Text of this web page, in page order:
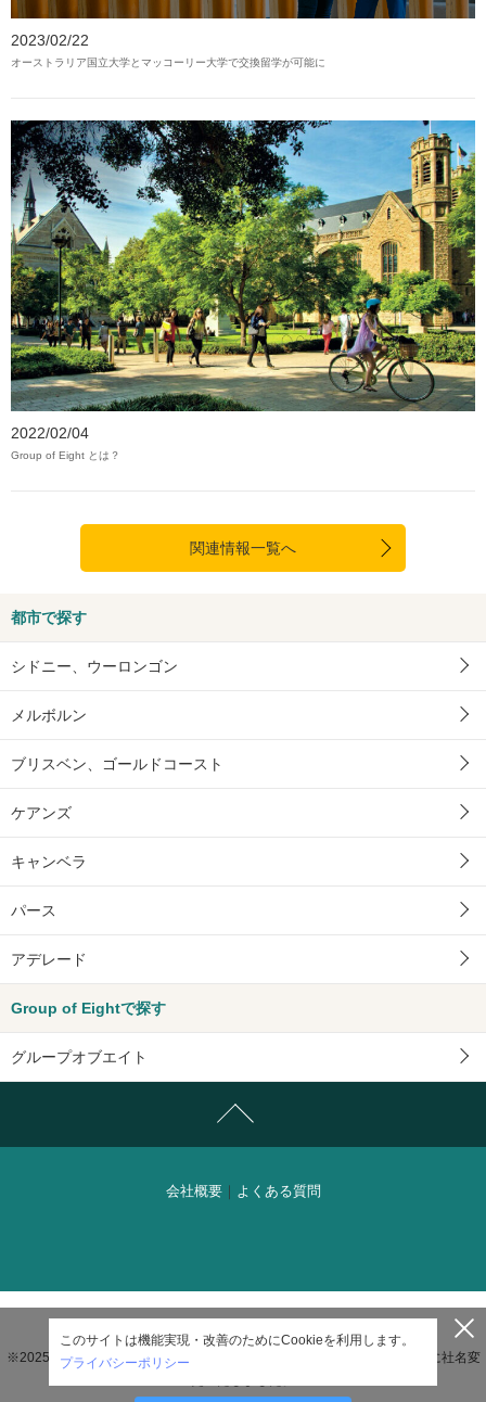
2023/02/22
オーストラリア国立大学とマッコーリー大学で交換留学が可能に
2022/02/04
Group of Eight とは？
関連情報一覧へ
都市で探す
シドニー、ウーロンゴン
メルボルン
ブリスベン、ゴールドコースト
ケアンズ
キャンベラ
パース
アデレード
Group of Eightで探す
グループオブエイト
会社概要｜ よくある質問
© SEKAIA Inc. All rights reserved.
※2025年11月1日付で株式会社ICCコンサルタンツからSEKAIA株式会社に社名変
このサイトは機能実現・改善のためにCookieを利用します。
プライバシーポリシー